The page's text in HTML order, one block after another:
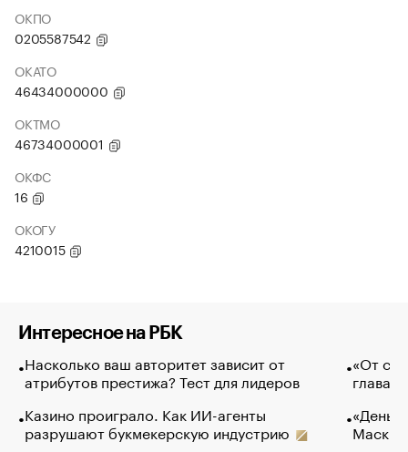
ОКПО
0205587542
ОКАТО
46434000000
ОКТМО
46734000001
ОКФС
16
ОКОГУ
4210015
Интересное на РБК
Насколько ваш авторитет зависит от
атрибутов престижа? Тест для лидеров
Казино проиграло. Как ИИ-агенты
разрушают букмекерскую индустрию
«От
глава
Маск в